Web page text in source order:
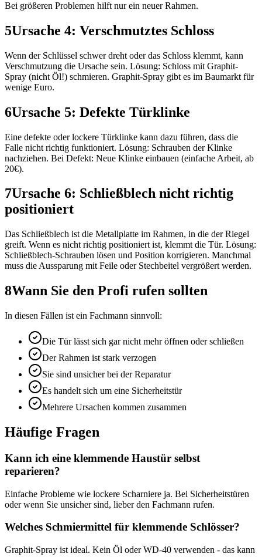
Bei größeren Problemen hilft nur ein neuer Rahmen.
5Ursache 4: Verschmutztes Schloss
Wenn der Schlüssel schwer dreht oder das Schloss klemmt, kann
Verschmutzung die Ursache sein. Lösung: Schloss mit Graphit-
Spray (nicht Öl!) schmieren. Graphit-Spray gibt es im Baumarkt für
wenige Euro.
6Ursache 5: Defekte Türklinke
Eine defekte oder lockere Türklinke kann dazu führen, dass die
Falle nicht richtig funktioniert. Lösung: Schrauben der Klinke
nachziehen. Bei Defekt: Neue Klinke einbauen (einfache Arbeit, ab
20€).
7Ursache 6: Schließblech nicht richtig
positioniert
Das Schließblech ist die Metallplatte im Rahmen, in die der Riegel
greift. Wenn es nicht richtig positioniert ist, klemmt die Tür. Lösung:
Schließblech-Schrauben lösen und Position korrigieren. Manchmal
muss die Aussparung mit Feile oder Stechbeitel vergrößert werden.
8Wann Sie den Profi rufen sollten
In diesen Fällen ist ein Fachmann sinnvoll:
Die Tür lässt sich gar nicht mehr öffnen oder schließen
Der Rahmen ist stark verzogen
Sie sind unsicher bei der Reparatur
Es handelt sich um eine Sicherheitstür
Mehrere Ursachen kommen zusammen
Häufige Fragen
Kann ich eine klemmende Haustür selbst
reparieren?
Einfache Probleme wie lockere Scharniere ja. Bei Sicherheitstüren
oder wenn Sie unsicher sind, lieber den Fachmann rufen.
Welches Schmiermittel für klemmende Schlösser?
Graphit-Spray ist ideal. Kein Öl oder WD-40 verwenden - das kann